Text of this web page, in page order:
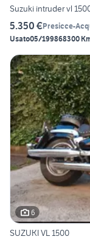
Suzuki intruder vl
5.350 €Presicce-
Usato05/199868300
6
SUZUKI VL 1500